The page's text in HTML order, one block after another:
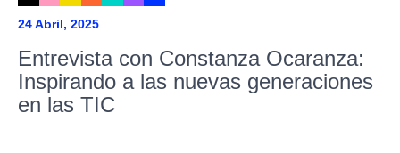
24 Abril, 2025
Entrevista con Constanza Ocaranza:
Inspirando a las nuevas generaciones
en las TIC